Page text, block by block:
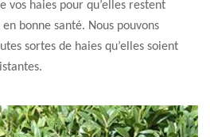
haies pour qu’elles restent
bonne santé. Nous pouvons
sortes de haies qu’elles soient